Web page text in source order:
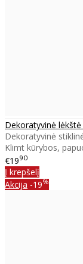
Dekoratyvinė
Dekoratyvinė
Klimt kūrybos,
€1990
Į krepšelį
Akcija -19%